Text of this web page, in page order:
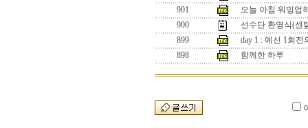
901
오늘 아침 워밍업
900
선수단 환영식(센
899
day 1 : 예선 1회전
898
함께한 하루